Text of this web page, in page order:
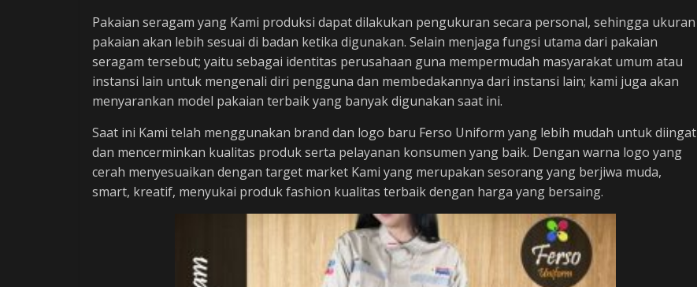
Pakaian seragam yang Kami produksi dapat dilakukan pengukuran secara personal, sehingga ukuran
pakaian akan lebih sesuai di badan ketika digunakan. Selain menjaga fungsi utama dari pakaian
seragam tersebut; yaitu sebagai identitas perusahaan guna mempermudah masyarakat umum atau
instansi lain untuk mengenali diri pengguna dan membedakannya dari instansi lain; kami juga akan
menyarankan model pakaian terbaik yang banyak digunakan saat ini.
Saat ini Kami telah menggunakan brand dan logo baru Ferso Uniform yang lebih mudah untuk diingat
dan mencerminkan kualitas produk serta pelayanan konsumen yang baik. Dengan warna logo yang
cerah menyesuaikan dengan target market Kami yang merupakan sesorang yang berjiwa muda,
smart, kreatif, menyukai produk fashion kualitas terbaik dengan harga yang bersaing.